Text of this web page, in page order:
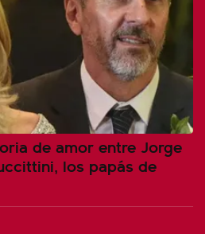
de amor entre Jorge
los papás de